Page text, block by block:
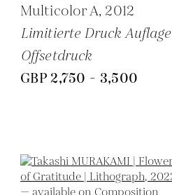
Multicolor A, 2012
Limitierte Druck Auflage
Offsetdruck
GBP 2,750 - 3,500